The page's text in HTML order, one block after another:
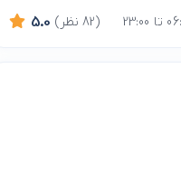
5.0 (82 نظر)